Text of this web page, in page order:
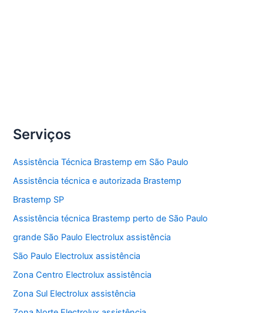
Serviços
Assistência Técnica Brastemp em São Paulo
Assistência técnica e autorizada Brastemp
Brastemp SP
Assistência técnica Brastemp perto de São Paulo
grande São Paulo Electrolux assistência
São Paulo Electrolux assistência
Zona Centro Electrolux assistência
Zona Sul Electrolux assistência